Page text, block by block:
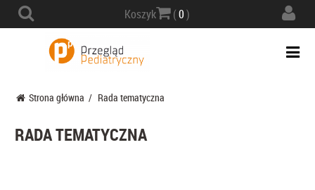
Koszyk (0)
Strona główna / Rada tematyczna
RADA TEMATYCZNA